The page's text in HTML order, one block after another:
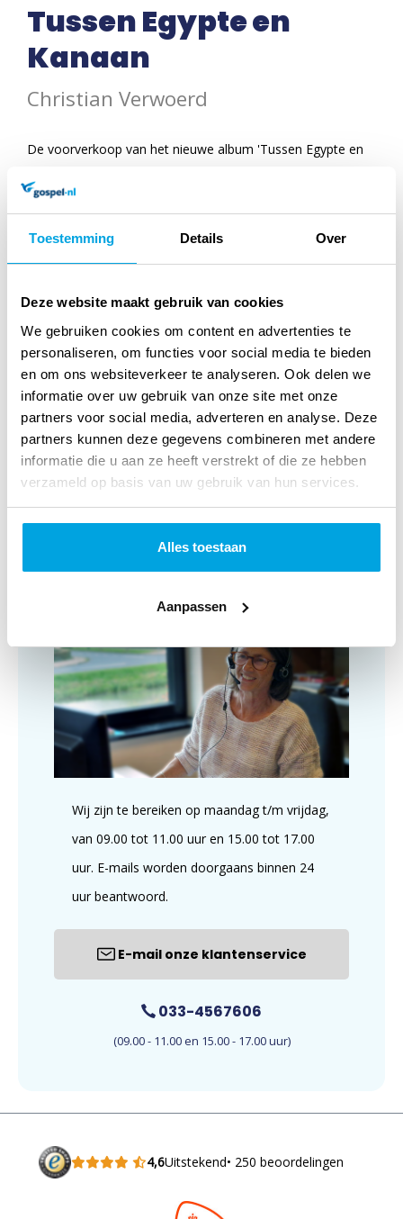
Toestemming Details Over
Deze website maakt gebruik van cookies
We gebruiken cookies om content en advertenties te
personaliseren, om functies voor social media te bieden
en om ons websiteverkeer te analyseren. Ook delen we
informatie over uw gebruik van onze site met onze
partners voor social media, adverteren en analyse. Deze
partners kunnen deze gegevens combineren met andere
informatie die u aan ze heeft verstrekt of die ze hebben
verzameld op basis van uw gebruik van hun services.
Alles toestaan
Aanpassen
Tussen Egypte en
Kanaan
Christian Verwoerd
De voorverkoop van het nieuwe album 'Tussen Egypte en
Kanaän' is gestart! Als je de CD nu bestelt. heb je hem als
december.
'Tussen Egypte en Kanaän' bevat 11 liedjes die geschreven
zijn door Christian en worden uitgevoerd samen met zijn
band. De nummers gaan veelal over het onderweg zijn.
Zoals het volk Israël verlost was uit de slavernij. maar nog
door de dorre woestijn heen moest. zo zijn ook wij
onderweg naar 'het beloofde land'. Met dit album wil
Christian gelovigen aansporen om koers te houden op onze
woestijnreis door het leven. met de geweldige beloftes van
God in ons hart.
Klantenservice
Wij zijn te bereiken op maandag t/m vrijdag,
van 09.00 tot 11.00 uur en 15.00 tot 17.00
uur. E-mails worden doorgaans binnen 24
uur beantwoord.
E-mail onze klantenservice
033-4567606
(09.00 - 11.00 en 15.00 - 17.00 uur)
4,6Uitstekend• 250 beoordelingen